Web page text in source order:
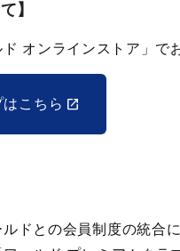
】
オンラインストア」で
こちら
ドとの会員制度の統合